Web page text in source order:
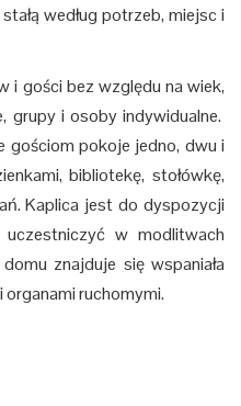
według potrzeb, miejsc i
i gości bez względu na wiek,
grupy i osoby indywidualne.
gościom pokoje jedno, dwu i
bibliotekę, stołówkę,
Kaplica jest do dyspozycji
w modlitwach
znajduje się wspaniała
ruchomymi.